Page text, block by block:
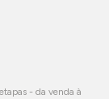
- da venda à